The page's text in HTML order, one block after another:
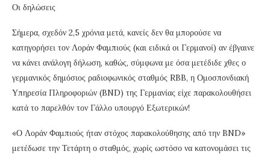
Οι δηλώσεις
Σήμερα, σχεδόν 2,5 χρόνια μετά, κανείς δεν θα μπορούσε να
κατηγορήσει τον Λοράν Φαμπιούς (και ειδικά οι Γερμανοί) αν έβγαινε
να κάνει ανάλογη δήλωση, καθώς, σύμφωνα με όσα μετέδιδε χθες ο
γερμανικός δημόσιος ραδιοφωνικός σταθμός RBB, η Ομοσπονδιακή
Υπηρεσία Πληροφοριών (BND) της Γερμανίας είχε παρακολουθήσει
κατά το παρελθόν τον Γάλλο υπουργό Εξωτερικών!
«Ο Λοράν Φαμπιούς ήταν στόχος παρακολούθησης από την BND»
μετέδωσε την Τετάρτη ο σταθμός, χωρίς ωστόσο να κατονομάσει τις